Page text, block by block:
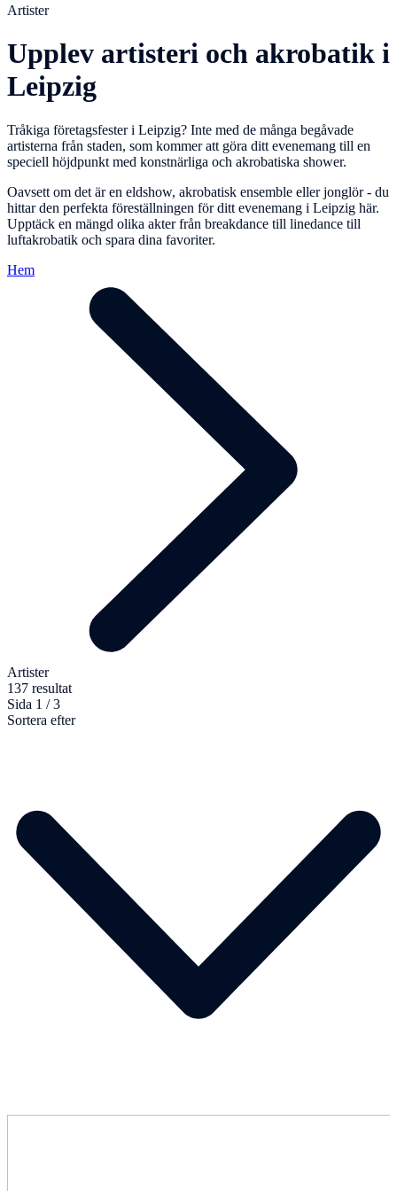
Artister
Upplev artisteri och akrobatik i
Leipzig
Tråkiga företagsfester i Leipzig? Inte med de många begåvade
artisterna från staden, som kommer att göra ditt evenemang till en
speciell höjdpunkt med konstnärliga och akrobatiska shower.
Oavsett om det är en eldshow, akrobatisk ensemble eller jonglör - du
hittar den perfekta föreställningen för ditt evenemang i Leipzig här.
Upptäck en mängd olika akter från breakdance till linedance till
luftakrobatik och spara dina favoriter.
Hem
Artister
137 resultat
Sida 1 / 3
Sortera efter